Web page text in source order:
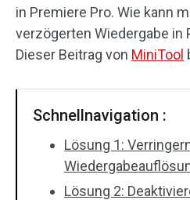
Videofarbe
Drehen/Spiegeln
Stapelverarbeitung
in Premiere Pro. Wie kann
verzögerten Wiedergabe in
Dieser Beitrag von MiniTool
Schnellnavigation :
Lösung 1:
Lösung 2: